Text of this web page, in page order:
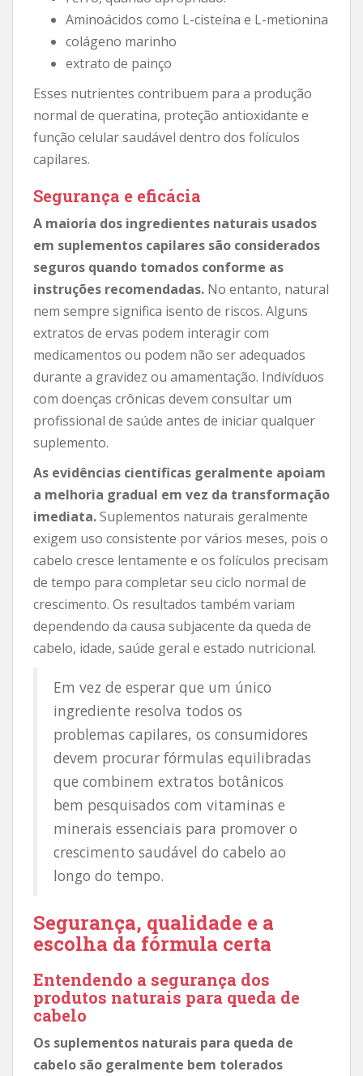
Aminoácidos como L-cisteína e L-metionina
colágeno marinho
extrato de painço
Esses nutrientes contribuem para a produção
normal de queratina, proteção antioxidante e
função celular saudável dentro dos folículos
capilares.
Segurança e eficácia
A maioria dos ingredientes naturais usados ​​
em suplementos capilares são considerados
seguros quando tomados conforme as
instruções recomendadas. No entanto, natural
nem sempre significa isento de riscos. Alguns
extratos de ervas podem interagir com
medicamentos ou podem não ser adequados
durante a gravidez ou amamentação. Indivíduos
com doenças crônicas devem consultar um
profissional de saúde antes de iniciar qualquer
suplemento.
As evidências científicas geralmente apoiam
a melhoria gradual em vez da transformação
imediata.Suplementos naturais geralmente
exigem uso consistente por vários meses, pois o
cabelo cresce lentamente e os folículos precisam
de tempo para completar seu ciclo normal de
crescimento. Os resultados também variam
dependendo da causa subjacente da queda de
cabelo, idade, saúde geral e estado nutricional.
Em vez de esperar que um único
ingrediente resolva todos os
problemas capilares, os consumidores
devem procurar fórmulas equilibradas
que combinem extratos botânicos
bem pesquisados ​​com vitaminas e
minerais essenciais para promover o
crescimento saudável do cabelo ao
longo do tempo.
Segurança, qualidade e a
escolha da fórmula certa
Entendendo a segurança dos
produtos naturais para queda de
cabelo
Os suplementos naturais para queda de
cabelo são geralmente bem tolerados